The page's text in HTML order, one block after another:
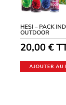
HESI – PACK
OUTDOOR
20,00€
AJOUTER AU